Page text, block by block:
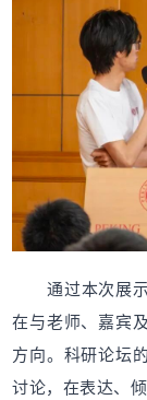
通过本次展
在与老师、嘉宾
方向。科研论坛
讨论，在表达、